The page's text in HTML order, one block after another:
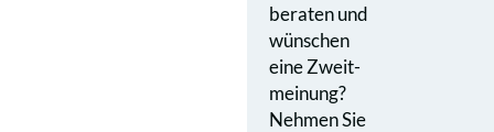
beraten und
wünschen
eine Zweit­
meinung?
Nehmen Sie